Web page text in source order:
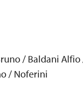
/ Baldani Alfio
/ Noferini